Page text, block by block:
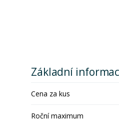
Základní
Cena za kus
Roční maximum